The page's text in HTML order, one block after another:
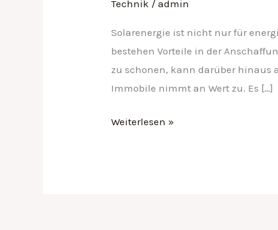
Technik /admin
Solarenergie ist nicht nur für
bestehen Vorteile in der
zu schonen, kann darüber hinaus
Immobile nimmt an Wert zu. Es […]
Weiterlesen »